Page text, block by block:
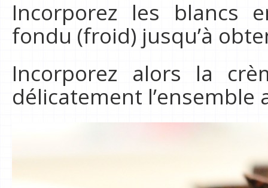
Incorporez les blancs
fondu (froid) jusqu’à
Incorporez alors la
délicatement l’ensemble